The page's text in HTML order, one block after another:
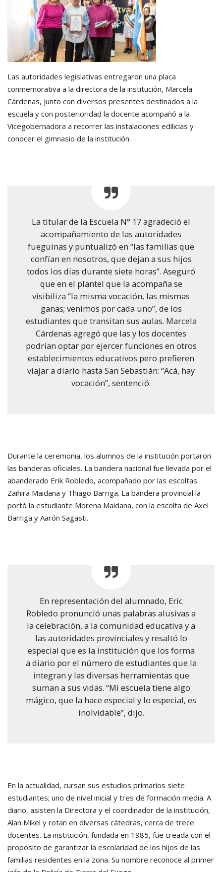
Las autoridades legislativas entregaron una placa
conmemorativa a la directora de la institución, Marcela
Cárdenas, junto con diversos presentes destinados a la
escuela y con posterioridad la docente acompañó a la
Vicegobernadora a recorrer las instalaciones edilicias y
conocer el gimnasio de la institución.
La titular de la Escuela N° 17 agradeció el
acompañamiento de las autoridades
fueguinas y puntualizó en “las familias que
confían en nosotros, que dejan a sus hijos
todos los días durante siete horas”. Aseguró
que en el plantel que la acompaña se
visibiliza “la misma vocación, las mismas
ganas; venimos por cada uno”, de los
estudiantes que transitan sus aulas. Marcela
Cárdenas agregó que las y los docentes
podrían optar por ejercer funciones en otros
establecimientos educativos pero prefieren
viajar a diario hasta San Sebastián: “Acá, hay
vocación”, sentenció.
Durante la ceremonia, los alumnos de la institución portaron
las banderas oficiales. La bandera nacional fue llevada por el
abanderado Erik Robledo, acompañado por las escoltas
Zaihira Maidana y Thiago Barriga. La bandera provincial la
portó la estudiante Morena Maidana, con la escolta de Axel
Barriga y Aarón Sagasti.
En representación del alumnado, Eric
Robledo pronunció unas palabras alusivas a
la celebración, a la comunidad educativa y a
las autoridades provinciales y resaltó lo
especial que es la institución que los forma
a diario por el número de estudiantes que la
integran y las diversas herramientas que
suman a sus vidas. “Mi escuela tiene algo
mágico, que la hace especial y lo especial, es
inolvidable”, dijo.
En la actualidad, cursan sus estudios primarios siete
estudiantes; uno de nivel inicial y tres de formación media. A
diario, asisten la Directora y el coordinador de la institución,
Alan Mikel y rotan en diversas cátedras, cerca de trece
docentes. La institución, fundada en 1985, fue creada con el
propósito de garantizar la escolaridad de los hijos de las
familias residentes en la zona. Su nombre reconoce al primer